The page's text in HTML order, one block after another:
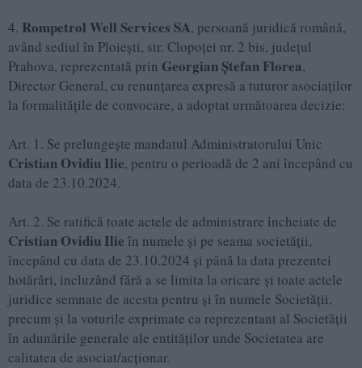
4. Rompetrol Well Services SA, persoană juridică română,
având sediul în Ploiești, str. Clopoței nr. 2 bis, județul
Prahova, reprezentată prin Georgian Ștefan Florea,
Director General, cu renunțarea expresă a tuturor asociaților
la formalitățile de convocare, a adoptat următoarea decizie:
Art. 1. Se prelungește mandatul Administratorului Unic
Cristian Ovidiu Ilie, pentru o perioadă de 2 ani începând cu
data de 23.10.2024.
Art. 2. Se ratifică toate actele de administrare încheiate de
Cristian Ovidiu Ilie în numele şi pe seama societății,
începând cu data de 23.10.2024 şi până la data prezentei
hotărâri, incluzând fără a se limita la oricare şi toate actele
juridice semnate de acesta pentru şi în numele Societății,
precum şi la voturile exprimate ca reprezentant al Societății
în adunările generale ale entităților unde Societatea are
calitatea de asociat/acționar.